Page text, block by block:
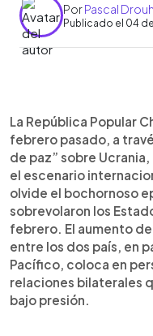
PorPascal
Publicado el 04
► Escuchar
La República Popular
febrero pasado, a
de paz” sobre
el escenario
olvide el bochornoso
sobrevolaron los
febrero. El aumento
entre los dos país, en
Pacífico, coloca en
relaciones bilaterales
bajo presión.